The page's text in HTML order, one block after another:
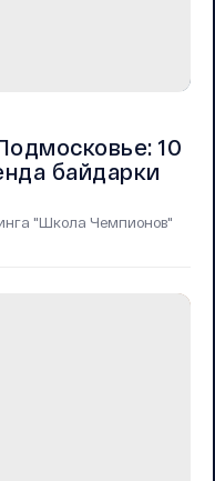
10
байдарки
"Школа Чемпионов"